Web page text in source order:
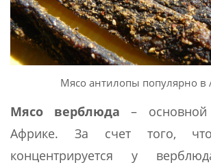
Мясо антилопы популярно в
Мясо верблюда –
Африке. За счет того,
концентрируется у